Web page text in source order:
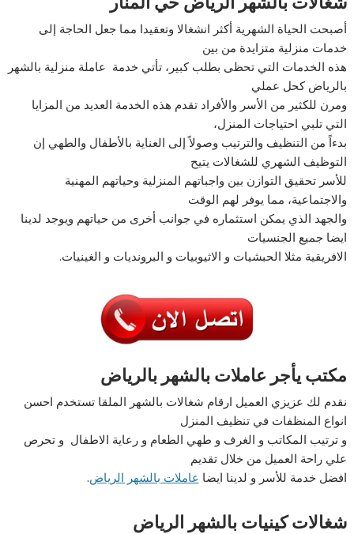
أصبحت الحياة الشهرية أكثر انشغالا وتعقيدا مما جعل الحاجة إلى
خدمات منزلية متزايدة من بين
هذه الخدمات التي تحظى بطلب كبير، تأتي خدمة عاملة منزلية بالشهر
بالرياض كحل عملي
ومرن للكثير من الأسر والأفراد تقدم هذه الخدمة العديد من المزايا
التي تلبي احتياجات المنزل،
بدءاً من التنظيف والترتيب وصولاً إلى العناية بالأطفال والطهي إن
التوظيف الشهري للشغالات يتيح
للأسر تحقيق التوازن بين واجباتهم المنزلية وحياتهم المهنية
والاجتماعية، مما يوفر لهم الوقت
والجهد الذي يمكن استثماره في جوانب أخرى من حياتهم ويوجد لدينا
ايضا جميع الجنسيات
الافريقية مثلا الحبشيات و الاثيوبيات و البرونديات و الغينيات.
مكتب يأجر عاملات بالشهر بالرياض
نقدم لك عزيزي العميل ارقام شغالات بالشهر الملقا تستخدم احسن
انواع المنظفات في تنظيف المنزل
و ترتيب المكاتب و الغرف و طهي الطعام و رعاية الاطفال و تحرص
علي راحة العميل من خلال تقديم
افضل خدمة للأسر و لدينا ايضا عاملات بالشهر الرياض.
شغالات كينيات بالشهر الرياض